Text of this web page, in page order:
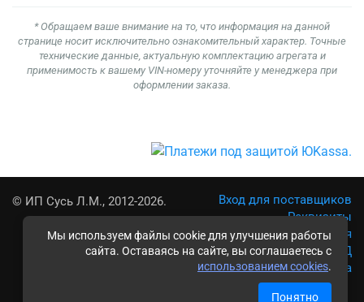
Мы используем файлы cookie для улучшения работы
сайта. Оставаясь на сайте, вы соглашаетесь с
использованием cookies.
Понятно
* Обращаем ваше внимание на то, что информация на данной
странице носит исключительно ознакомительный характер. Точные
технические данные, актуальную комплектацию агрегата и
применимость к вашему VIN-номеру уточняйте у менеджера при
оформлении заказа.
© ИП Сусь Л.М., 2012-2026.
Вход для поставщиков
Реквизиты
Условия использования
Политика обработки ПД
Карта сайта